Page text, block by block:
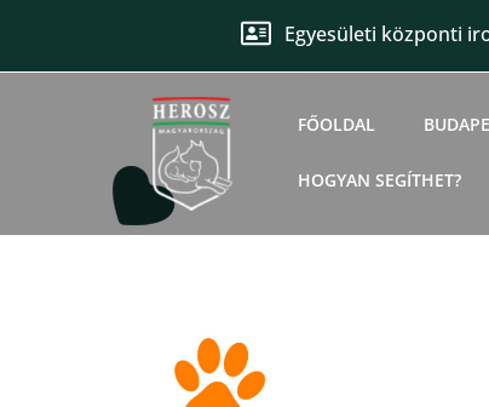
Egyesületi központi
FŐOLDAL
HOGYAN SEGÍTHET?